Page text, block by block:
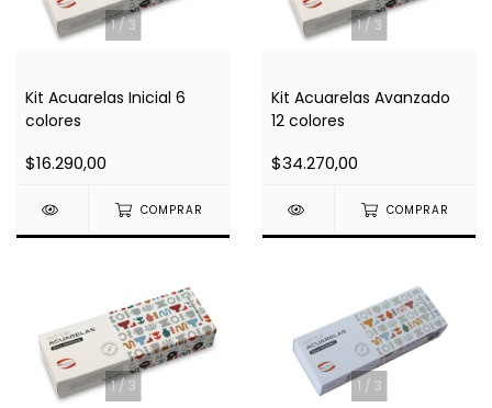
1/3
Kit Acuarelas Inicial 6
colores
$16.290,00
COMPRAR
1/3
Kit Acuarelas Avanzado
12 colores
$34.270,00
COMPRAR
1/3 1 / 3